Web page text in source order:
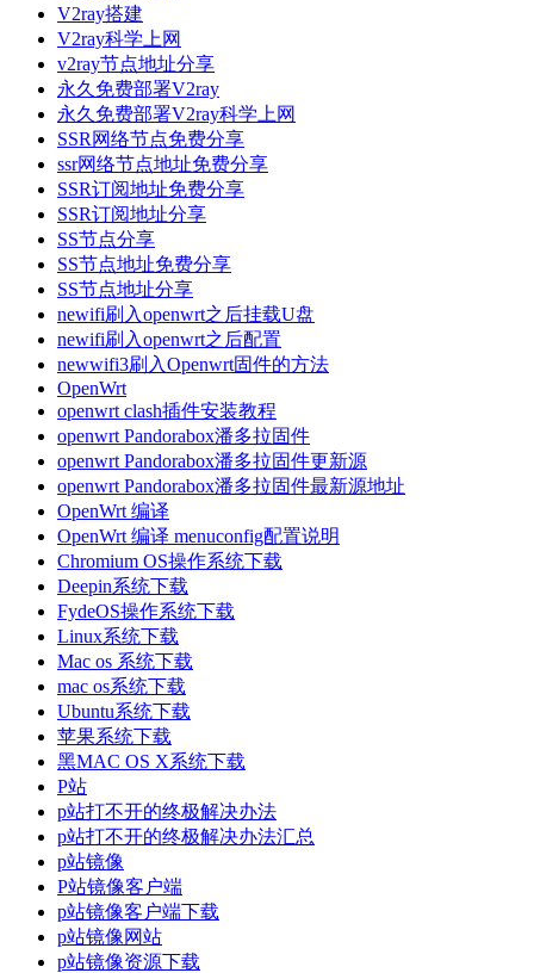
V2ray搭建
V2ray科学上网
v2ray节点地址分享
永久免费部署V2ray
永久免费部署V2ray科学上网
SSR网络节点免费分享
ssr网络节点地址免费分享
SSR订阅地址免费分享
SSR订阅地址分享
SS节点分享
SS节点地址免费分享
SS节点地址分享
newifi刷入openwrt之后挂载U盘
newifi刷入openwrt之后配置
newwifi3刷入Openwrt固件的方法
OpenWrt
openwrt clash插件安装教程
openwrt Pandorabox潘多拉固件
openwrt Pandorabox潘多拉固件更新源
openwrt Pandorabox潘多拉固件最新源地址
OpenWrt 编译
OpenWrt 编译 menuconfig配置说明
Chromium OS操作系统下载
Deepin系统下载
FydeOS操作系统下载
Linux系统下载
Mac os 系统下载
mac os系统下载
Ubuntu系统下载
苹果系统下载
黑MAC OS X系统下载
P站
p站打不开的终极解决办法
p站打不开的终极解决办法汇总
p站镜像
P站镜像客户端
p站镜像客户端下载
p站镜像网站
p站镜像资源下载